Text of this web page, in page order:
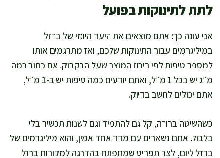
לתת לתינוקות בפועל
אני עונה כך: אתם מוצאים את היעד היומי של ברזל
במיליגרמים עבור התינוקות שלכם, ואז מתרגמים אותו
למספר טיפות לפי ריכוז המוצר שעל הבקבוק. אם כתוב כמה
מ״ג יש בכל 1 מ״ל, ואתם יודעים כמה טיפות יש ב-1 מ״ל,
אתם יכולים לחשב בדיוק.
כשהשיטה ברורה, קל גם להתמיד וגם לשנות תכשיר בלי
בלבול. אתם נשארים עם מדד אחד אמין, והוא מיליגרמים של
ברזל ליום, לצד תפריט שמתפתח בהדרגה למקורות ברזל